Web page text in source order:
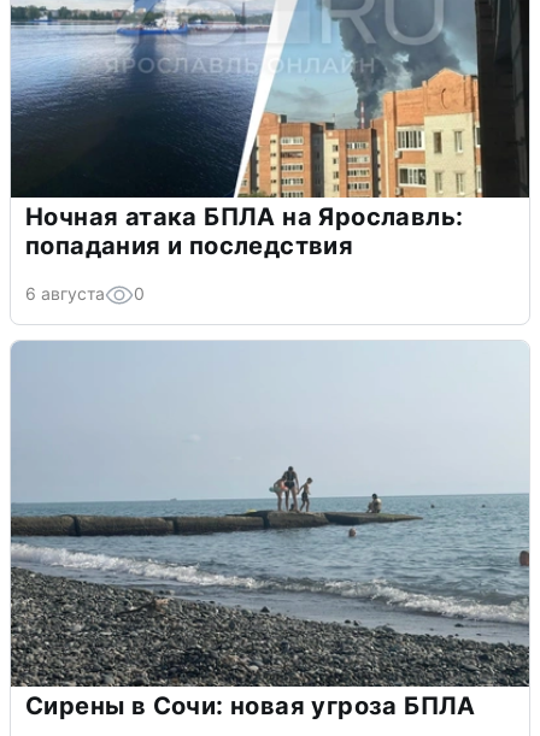
Ночная атака БПЛА на Ярославль:
попадания и последствия
6 августа 0
Сирены в Сочи: новая угроза БПЛА